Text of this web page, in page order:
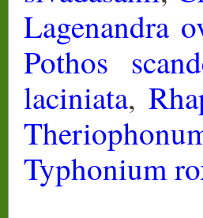
Lagenandra
Pothos
laciniata,
Typhonium